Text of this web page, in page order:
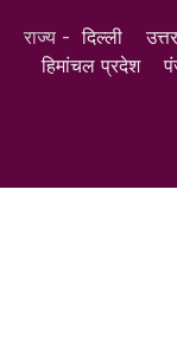
राज्य -दिल्ली
हिमांचल प्रदेश